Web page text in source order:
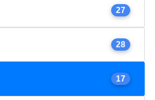
27
28
17